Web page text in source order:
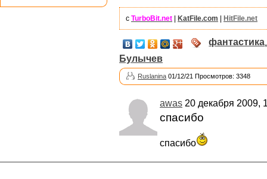
с TurboBit.net | KatFile.com | HitFile.net
фантастика
Булычев
Ruslanina 01/12/21 Просмотров: 3348
awas 20 декабря 2009,
спасибо
спасибо